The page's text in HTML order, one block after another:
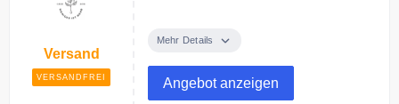
Versand
VERSANDFREI
versandkostenfrei innerhalb
Mehr Details
Angebot anzeigen